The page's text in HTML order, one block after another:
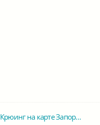
Крюинг на карте Запорожья